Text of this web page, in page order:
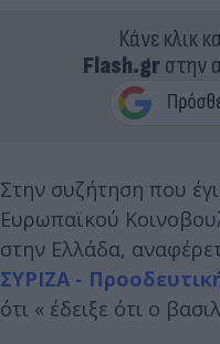
Κάνε κλικ
Flash.grστην
Στην συζήτηση που
Ευρωπαϊκού
στην Ελλάδα,
ΣΥΡΙΖΑ -
ότι « έδειξε ότι ο